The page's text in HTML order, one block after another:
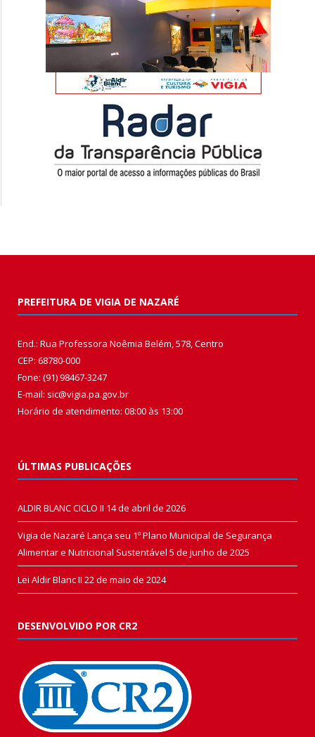
PREFEITURA DE VIGIA DE NAZARÉ
End.: Rua Professora Noêmia Belém, 578, Centro
CEP: 68780-000
Fone: (91) 98467-3247
E-mail: sic@vigia.pa.gov.br
Horário de atendimento: 08:00 às 13:00
ÚLTIMAS PUBLICAÇÕES
ALDIR BLANC CICLO II 14 de abril de 2026
Vigia de Nazaré Lança seu 1º Plano Municipal de Segurança
Alimentar e Nutricional Sustentável 5 de junho de 2025
Lei Aldir Blanc II 22 de maio de 2024
DESENVOLVIDO POR CR2